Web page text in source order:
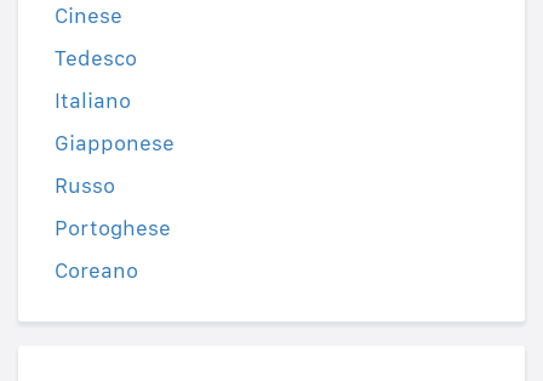
Cinese
Tedesco
Italiano
Giapponese
Russo
Portoghese
Coreano